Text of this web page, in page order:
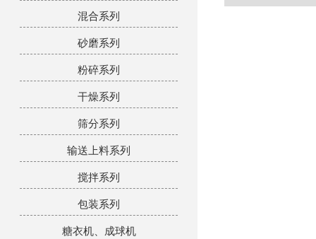
混合系列
砂磨系列
粉碎系列
干燥系列
筛分系列
输送上料系列
搅拌系列
包装系列
糖衣机、成球机